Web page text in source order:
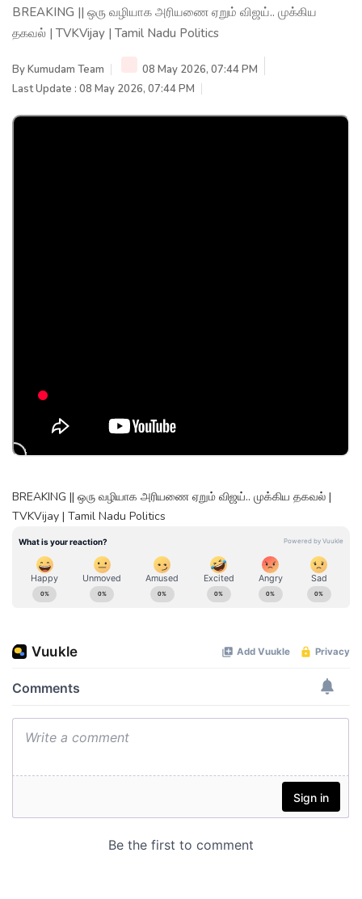
BREAKING || ஒரு வழியாக அரியணை ஏறும் விஜய்.. முக்கிய
தகவல் | TVKVijay | Tamil Nadu Politics
ByKumudam Team
08 May 2026, 07:44 PM
Last Update : 08 May 2026, 07:44 PM
BREAKING || ஒரு வழியாக அரியணை ஏறும் விஜய்.. முக்கிய தகவல் |
TVKVijay | Tamil Nadu Politics